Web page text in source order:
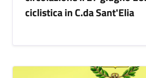
ciclistica in C.da Sant'Elia